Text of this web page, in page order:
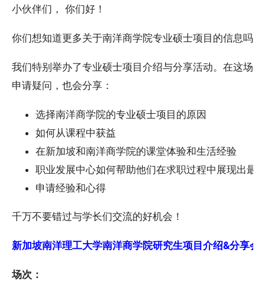
小伙伴们， 你们好！
你们想知道更多关于南洋商学院专业硕士项目的信息吗?
我们特别举办了专业硕士项目介绍与分享活动。在这场
申请疑问，也会分享：
选择南洋商学院的专业硕士项目的原因
如何从课程中获益
在新加坡和南洋商学院的课堂体验和生活经验
职业发展中心如何帮助他们在求职过程中展现出最
申请经验和心得
千万不要错过与学长们交流的好机会！
新加坡南洋理工大学南洋商学院研究生项目介绍&分享
场次：